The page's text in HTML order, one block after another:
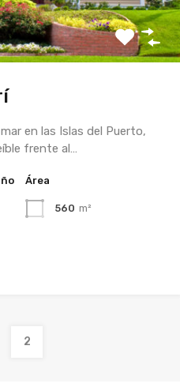
en las Islas del Puerto,
frente al…
Área
560 m²
2